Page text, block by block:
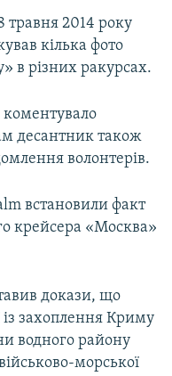
2014 року
кілька фото
в різних ракурсах.
коментувало
десантник також
волонтерів.
встановили факт
крейсера «Москва»
докази, що
із захоплення Криму
водного району
морської